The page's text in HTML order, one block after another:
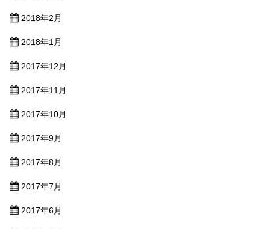
2018年2月
2018年1月
2017年12月
2017年11月
2017年10月
2017年9月
2017年8月
2017年7月
2017年6月